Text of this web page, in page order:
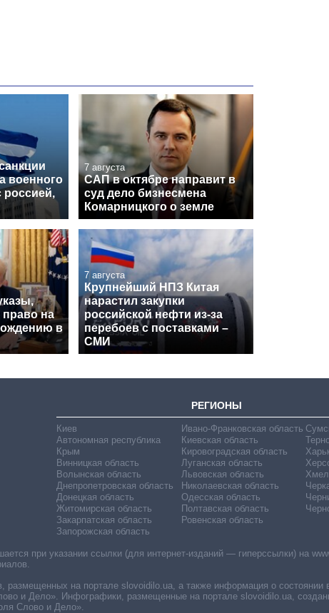
военного
россией,
7 августа
САП в октябре направит в
суд дело бизнесмена
Комарницкого о земле
на
в
7 августа
Крупнейший НПЗ Китая
нарастил закупки
российской нефти из-за
перебоев с поставками –
СМИ
РЕГИОНЫ
Киев
Автономная республика
Крым
Винницкая область
Волынская область
Днепропетровская область
Донецкая область
Житомирская область
Закарпатская область
Запорожская область
Ивано-Франковская область
Киевская область
Кировоградская область
Луганская область
Львовская область
Николаевская область
Одесская область
Полтавская область
Ровенская область
при указании ссылки (для интернет-изданий — гиперссылки) на
на портале slovoidilo.ua, а также информация о состоянии
и Дело». Инфографики, размещенные на портале slovoidilo.ua,
Слово и Дело».